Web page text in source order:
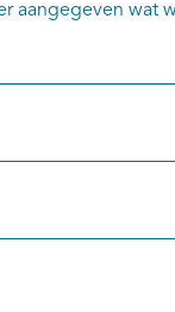
aangegeven wat